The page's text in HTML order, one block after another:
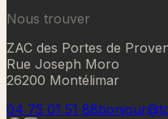
Nous trouver
ZAC des Portes de
Rue Joseph Moro
26200 Montélimar
04 75 01 51 88